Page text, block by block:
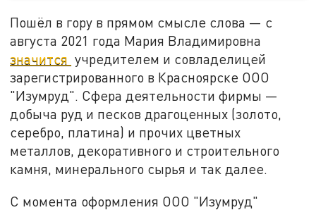
Пошёл в гору в прямом смысле слова — с
августа 2021 года Мария Владимировна
значится учредителем и совладелицей
зарегистрированного в Красноярске ООО
"Изумруд". Сфера деятельности фирмы —
добыча руд и песков драгоценных (золото,
серебро, платина) и прочих цветных
металлов, декоративного и строительного
камня, минерального сырья и так далее.
С момента оформления ООО "Изумруд"